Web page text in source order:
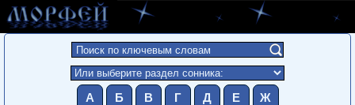
А Б В Г Д Е Ж